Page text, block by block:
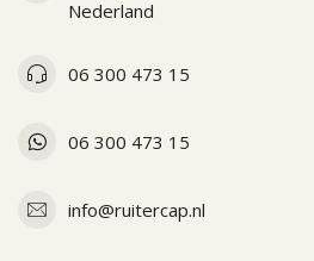
Nederland
06 300 473 15
06 300 473 15
info@ruitercap.nl